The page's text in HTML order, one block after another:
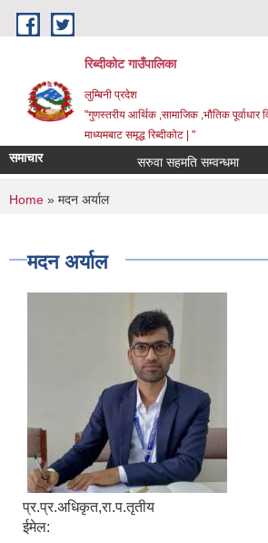
Skip to main content
रिब्दीकोट गाउँपालिका
लुम्बिनी प्रदेश
"गुणस्तरीय आर्थिक ,सामाजिक ,भौतिक पूर्वाधार
माध्यमबाट समृद्ध रिब्दीकोट | "
समाचार सरुवा सहमति सम्वन्धमा
You are here
Home » मदन अर्याल
मदन अर्याल
प्र.प्र.अधिकृत,रा.प.तृतीय
ईमेल: